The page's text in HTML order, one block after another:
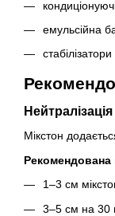
емульсійна
Мікстон
Рекомендована
1–3 см
3–5 см на 30